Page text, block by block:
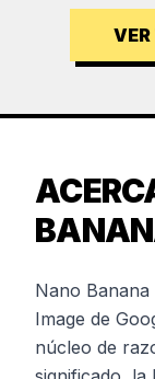
VER
Nano
Image de
núcleo de